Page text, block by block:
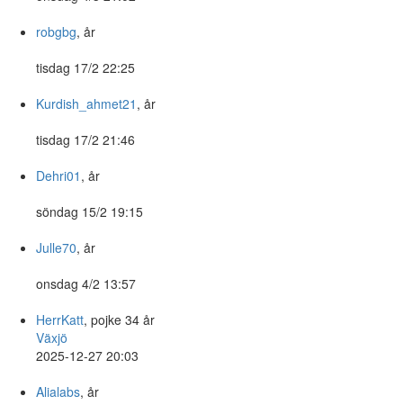
robgbg, år
tisdag 17/2 22:25
Kurdish_ahmet21 , år
tisdag 17/2 21:46
Dehri01 , år
söndag 15/2 19:15
Julle70, år
onsdag 4/2 13:57
HerrKatt, pojke 34 år
Växjö
2025-12-27 20:03
Alialabs, år